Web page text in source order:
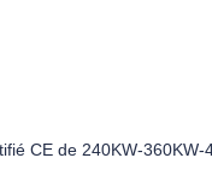
CE de 240KW-